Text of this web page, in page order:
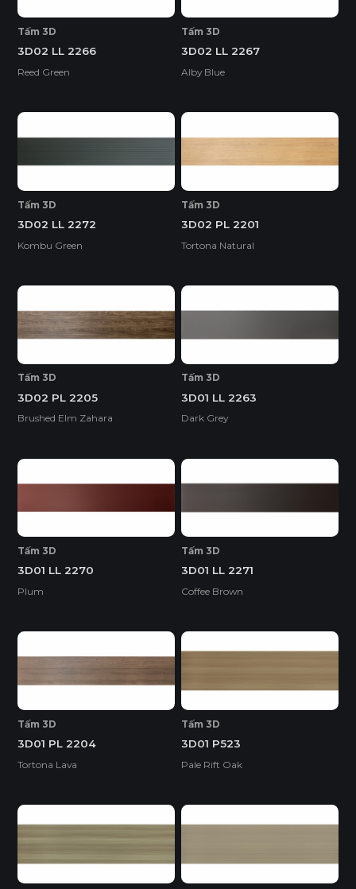
Tấm 3D
3D02 LL 2266
Reed Green
Tấm 3D
3D02 LL 2267
Alby Blue
Tấm 3D
3D02 LL 2272
Kombu Green
Tấm 3D
3D02 PL 2201
Tortona Natural
Tấm 3D
3D02 PL 2205
Brushed Elm Zahara
Tấm 3D
3D01 LL 2263
Dark Grey
Tấm 3D
3D01 LL 2270
Plum
Tấm 3D
3D01 LL 2271
Coffee Brown
Tấm 3D
3D01 PL 2204
Tortona Lava
Tấm 3D
3D01 P523
Pale Rift Oak